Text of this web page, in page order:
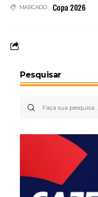
MARCADO: Copa 2026
Pesquisar